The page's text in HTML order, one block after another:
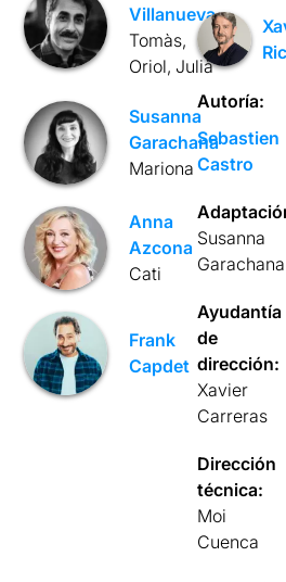
Villanueva
Tomàs,
Oriol, Julià
Susanna
Garachana
Mariona
Anna
Azcona
Cati
Frank
Capdet
Autoría:
Sebastien
Castro
Susanna
Garachana
Ayudantía
de
dirección:
Xavier
Carreras
Dirección
técnica:
Moi
Cuenca